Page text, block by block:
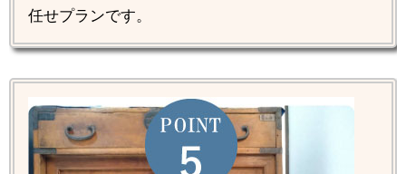
任せプランです。